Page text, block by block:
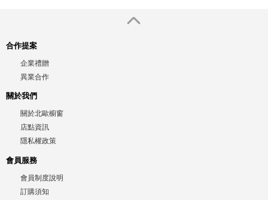
合作提案
企業禮贈
異業合作
關於我們
關於北歐櫥窗
店點資訊
隱私權政策
會員服務
會員制度說明
訂購須知